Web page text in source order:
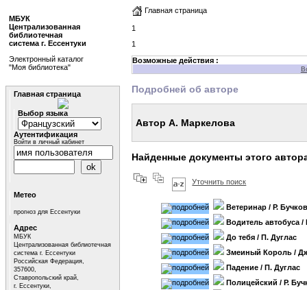
Главная страница
1
1
Возможные действия :
Подробней об авторе
Автор А. Маркелова
Найденные документы этого
Уточнить поиск
Ветеринар / Р.
Водитель автобуса /
До тебя / П. Дуглас
Змеиный Король /
Падение / П. Дуглас
Полицейский / Р.
МБУК
Централизованная
библиотечная
система г. Ессентуки
Электронный каталог
"Моя библиотека"
Главная страница
Выбор языка
Аутентификация
Войти в личный кабинет
Метео
прогноз для Ессентуки
Адрес
МБУК
Централизованная библиотечная
система г. Ессентуки
Российская Федерация,
357600,
Ставропольский край,
г. Ессентуки,